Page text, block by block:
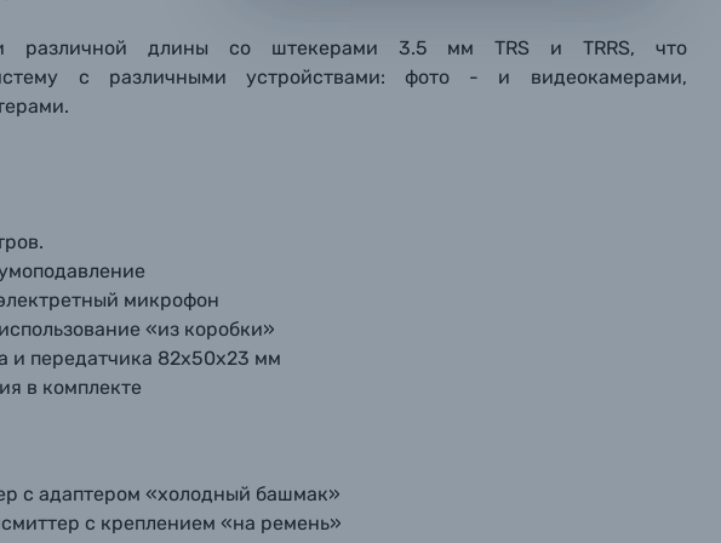
Нажимая кнопку « Отправить вопрос» я даю: Согласие на обработку
Нажимая кнопку « Отправить вопрос» я даю: Согласие на обработку
известных фотографов
товары)
различной длины со штекерами 3.5 мм TRS и TRRS, что
с различными устройствами: фото - и видеокамерами,
микрофон
«из коробки»
и передатчика 82х50х23 мм
в комплекте
c адаптером «холодный башмак»
с креплением «на ремень»
Нажимая кнопку « Отправить вопрос» я даю: Согласие на обработку